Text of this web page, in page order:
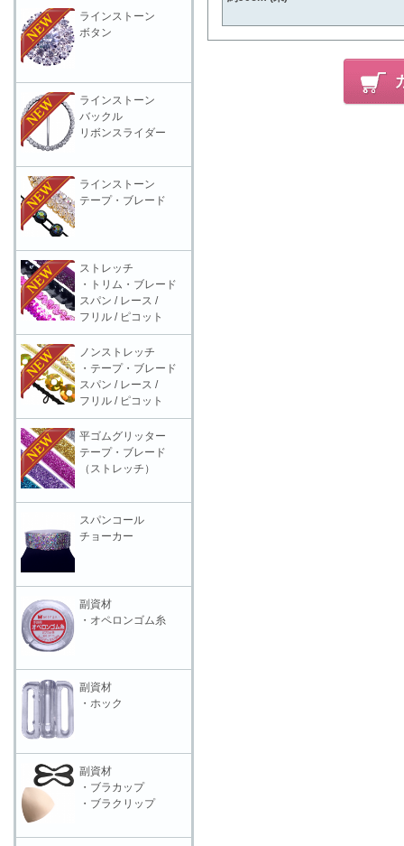
ラインストーン
ボタン
ラインストーン
バックル
リボンスライダー
ラインストーン
テープ・ブレード
ストレッチ
・トリム・ブレード
スパン / レース /
フリル / ピコット
ノンストレッチ
・テープ・ブレード
スパン / レース /
フリル / ピコット
平ゴムグリッター
テープ・ブレード
（ストレッチ）
スパンコール
チョーカー
副資材
・オペロンゴム糸
副資材
・ホック
副資材
・ブラカップ
・ブラクリップ